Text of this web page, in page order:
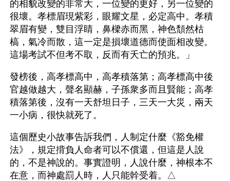
的相貌改變的非常大，一位變的更好，另一位變的
很壞。孝標眉現紫彩，眼耀文星，必定高中。孝積
翠眉有變，雙目浮睛，鼻樑赤而黑，神色頹然枯
槁，氣冷而散，這一定是損壞道德而使面相改變。
這場考試不但考不取，反而有夭亡的預兆。」
發榜後，高孝標高中，高孝積落第；高孝標高中後
官越做越大，聲名顯赫，子孫衆多而且賢能；高孝
積落第後，沒有一天舒坦日子，三天一大災，兩天
一小病，很快就死了。
這個歷史小故事告訴我們，人制定什麼《豁免權
法》，規定揹負人命者可以不償還，但這是人說
的，不是神說的。事實證明，人說什麼，神根本不
在意，而神處罰人時，人只能幹受着。△